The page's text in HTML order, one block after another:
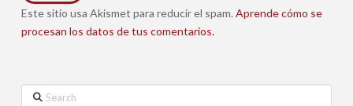
Este sitio usa Akismet para reducir el spam. Aprende cómo se
procesan los datos de tus comentarios.
Search